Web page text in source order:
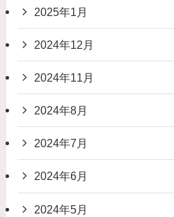
2025年1月
2024年12月
2024年11月
2024年8月
2024年7月
2024年6月
2024年5月